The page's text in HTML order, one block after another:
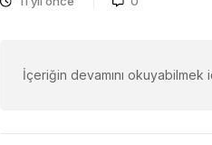
İçeriğin devamını okuyabilmek